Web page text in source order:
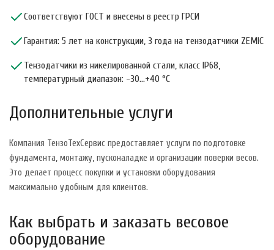
Соответствуют ГОСТ и внесены в реестр ГРСИ
Гарантия: 5 лет на конструкции, 3 года на тензодатчики ZEMIC
Тензодатчики из никелированной стали, класс IP68,
температурный диапазон: -30...+40 °C
Дополнительные услуги
Компания ТензоТехСервис предоставляет услуги по подготовке
фундамента, монтажу, пусконаладке и организации поверки весов.
Это делает процесс покупки и установки оборудования
максимально удобным для клиентов.
Как выбрать и заказать весовое
оборудование